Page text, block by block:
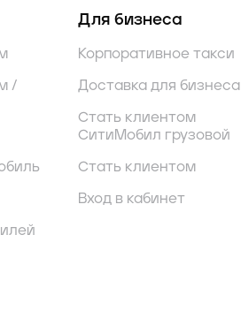
/
Для бизнеса
Корпоративное такси
Доставка для бизнеса
Стать клиентом
СитиМобил грузовой
Стать клиентом
Вход в кабинет